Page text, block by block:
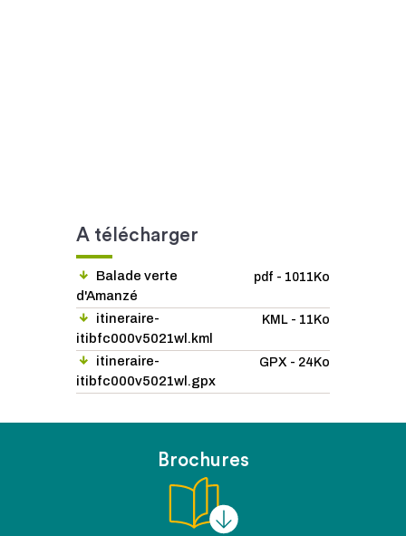
A télécharger
Balade verte
d'Amanzé
pdf - 1011Ko
itineraire-
itibfc000v5021wl.kml
KML - 11Ko
itineraire-
itibfc000v5021wl.gpx
GPX - 24Ko
Brochures